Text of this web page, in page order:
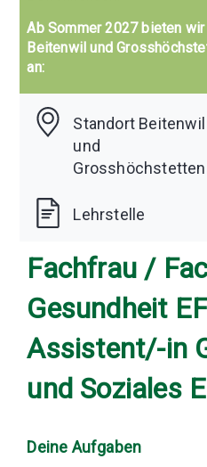
Ab Sommer 2027 bieten
Beitenwil und
an:
Standort Beitenwil
und
Grosshöchstetten
Lehrstelle
Fachfrau /
Gesundheit
Assistent/-in
und Soziales
Deine Aufgaben